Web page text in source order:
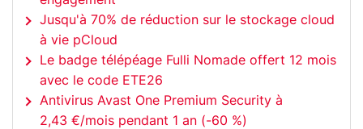
Jusqu'à 70% de réduction sur le stockage cloud
à vie pCloud
Le badge télépéage Fulli Nomade offert 12 mois
avec le code ETE26
Antivirus Avast One Premium Security à
2,43 €/mois pendant 1 an (-60 %)